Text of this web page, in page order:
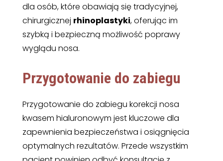
dla osób, które obawiają się tradycyjnej,
chirurgicznej rhinoplastyki, oferując im
szybką i bezpieczną możliwość poprawy
wyglądu nosa.
Przygotowanie do zabiegu
Przygotowanie do zabiegu korekcji nosa
kwasem hialuronowym jest kluczowe dla
zapewnienia bezpieczeństwa i osiągnięcia
optymalnych rezultatów. Przede wszystkim